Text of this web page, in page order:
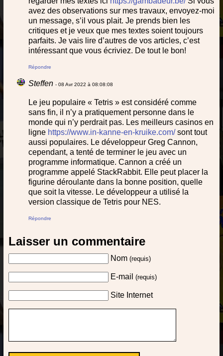
avez des observations sur mes travaux, envoyez-moi
un message, s’il vous plait. Je prends bien les
critiques et je veux que mes textes soient toujours
parfaits. Je vais lire d’autres de vos articles, c’est
intéressant que vous écriviez. De tout le bon!
Répondre
Steffen - 08 Avr 2022 à 08:08:08
Le jeu populaire « Tetris » est considéré comme
sans fin, il n’y a pratiquement personne dans le
monde qui n’y perdrait pas. Les meilleurs casinos en
ligne https://www.in-kanne-en-kruike.com/sont tout
aussi populaires. Le développeur Greg Cannon,
cependant, a tenté de terminer le jeu avec un
programme informatique. Cannon a créé un
programme appelé StackRabbit. Elle peut placer la
figurine déroulante dans la bonne position, quelle
que soit la vitesse. Le développeur a utilisé la
version classique de Tetris pour NES.
Répondre
Laisser un commentaire
Nom (requis)
E-mail (requis)
Site Internet